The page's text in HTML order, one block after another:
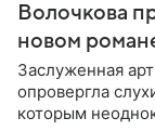
Волочкова
новом
Заслуженная
опровергла
которым